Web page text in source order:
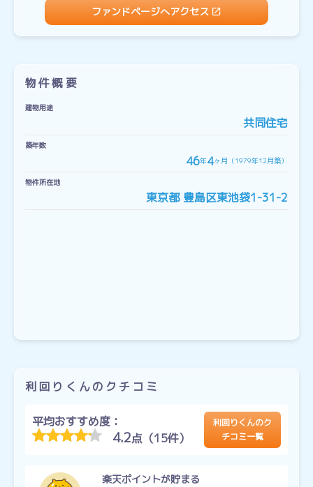
ファンドページへアクセス
物件概要
建物用途
共同住宅
築年数
46年4ヶ月（1979年12月築）
物件所在地
東京都 豊島区東池袋1-31-2
利回りくんのクチコミ
平均おすすめ度：
4.2点（15件）
利回りくんのク
チコミ一覧
楽天ポイントが貯まる